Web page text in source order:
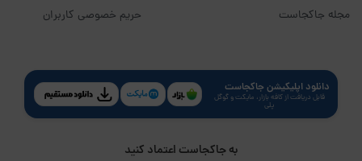
مجله جاکجاست حریم خصوصی کاربران
دانلود اپلیکیشن جاکجاست
قابل دریافت از کافه بازار، مایکت و گوگل
پلی
به جاکجاست اعتماد کنید